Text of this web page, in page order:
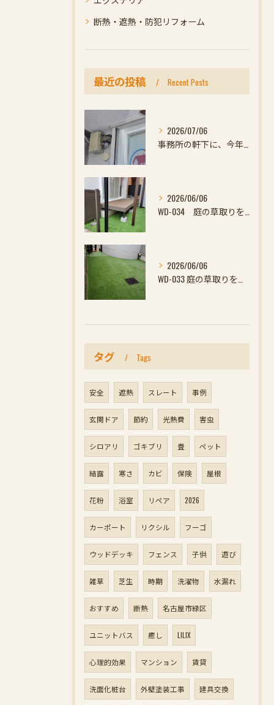
断熱・遮熱・防犯リフォーム
最近の投稿 Recent Posts
2026/07/06
2026/06/06
2026/06/06
タグ Tags
安全 遮熱 スレート 事例
玄関ドア 節約 光熱費 害虫
シロアリ ゴキブリ 畳 ペット
結露 寒さ カビ 保険 屋根
花粉 浴室 リペア 2026
カーポート リクシル フーゴ
ウッドデッキ フェンス 子供 遊び
雑草 芝生 時期 洗濯物 水漏れ
おすすめ 断熱 名古屋市緑区
ユニットバス 癒し LILIX
心理的効果 マンション 賃貸
洗面化粧台 外壁塗装工事 建具交換